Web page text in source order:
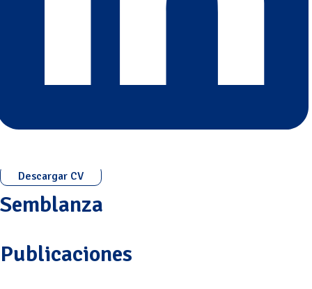
Descargar CV
Semblanza
Publicaciones